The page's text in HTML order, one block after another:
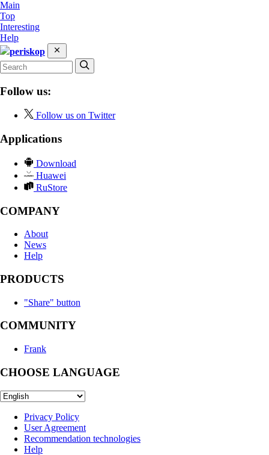
Main
Top
Interesting
Help
periskop
Follow us:
Follow us on Twitter
Applications
Download
Huawei
RuStore
COMPANY
About
News
Help
PRODUCTS
"Share" button
COMMUNITY
Frank
CHOOSE LANGUAGE
Privacy Policy
User Agreement
Recommendation technologies
Help